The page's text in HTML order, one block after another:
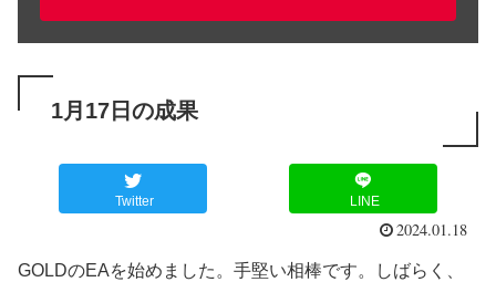
1月17日の成果
Twitter LINE
2024.01.18
GOLDのEAを始めました。手堅い相棒です。しばらく、